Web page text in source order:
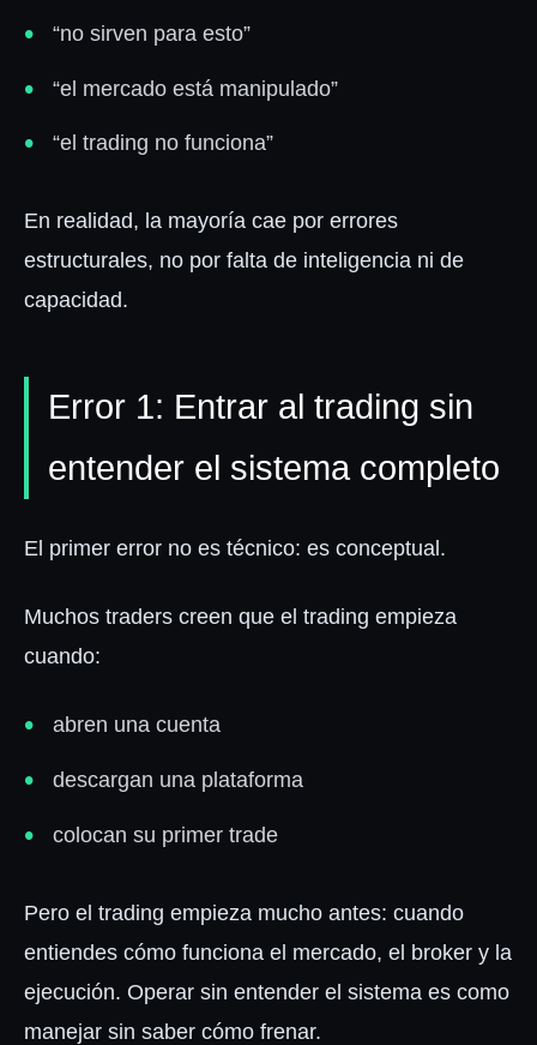
“no sirven para esto”
“el mercado está manipulado”
“el trading no funciona”
En realidad, la mayoría cae por errores
estructurales, no por falta de inteligencia ni de
capacidad.
Error 1: Entrar al trading sin
entender el sistema completo
El primer error no es técnico: es conceptual.
Muchos traders creen que el trading empieza
cuando:
abren una cuenta
descargan una plataforma
colocan su primer trade
Pero el trading empieza mucho antes: cuando
entiendes cómo funciona el mercado, el broker y la
ejecución. Operar sin entender el sistema es como
manejar sin saber cómo frenar.